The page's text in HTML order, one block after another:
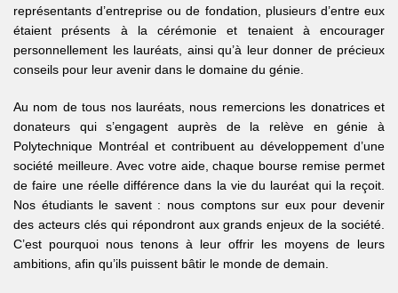
représentants d’entreprise ou de fondation, plusieurs d’entre eux
étaient présents à la cérémonie et tenaient à encourager
personnellement les lauréats, ainsi qu’à leur donner de précieux
conseils pour leur avenir dans le domaine du génie.
Au nom de tous nos lauréats, nous remercions les donatrices et
donateurs qui s’engagent auprès de la relève en génie à
Polytechnique Montréal et contribuent au développement d’une
société meilleure. Avec votre aide, chaque bourse remise permet
de faire une réelle différence dans la vie du lauréat qui la reçoit.
Nos étudiants le savent : nous comptons sur eux pour devenir
des acteurs clés qui répondront aux grands enjeux de la société.
C’est pourquoi nous tenons à leur offrir les moyens de leurs
ambitions, afin qu’ils puissent bâtir le monde de demain.